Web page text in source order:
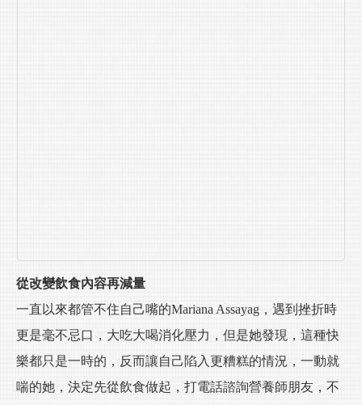
從改變飲食內容再減量
一直以來都管不住自己嘴的Mariana Assayag，遇到挫折時
更是毫不忌口，大吃大喝消化壓力，但是她發現，這種快
樂都只是一時的，反而讓自己陷入更糟糕的情況，一動就
喘的她，決定先從飲食做起，打電話諮詢營養師朋友，不